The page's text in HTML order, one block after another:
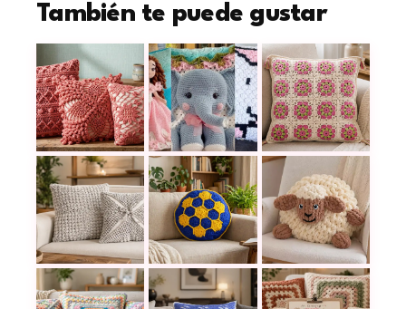
También te puede gustar
Cojines a crochet que llenan salas, camas y
15 cojines a crochet para
Cojín a crochet
Funda de cojín a crochet en punto piña para
Cojín en grannys hexagonales:
Un cojín de ovejita